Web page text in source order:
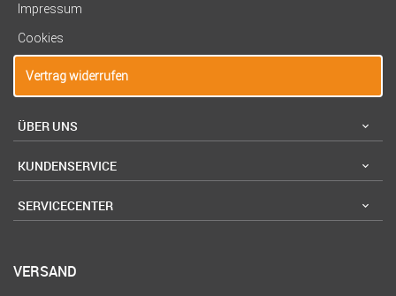
Impressum
Cookies
Vertrag widerrufen
ÜBER UNS
KUNDENSERVICE
SERVICECENTER
VERSAND